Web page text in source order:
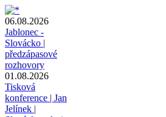
06.08.2026
Jablonec -
Slovácko |
předzápasové
rozhovory
01.08.2026
Tisková
konference | Jan
Jelínek |